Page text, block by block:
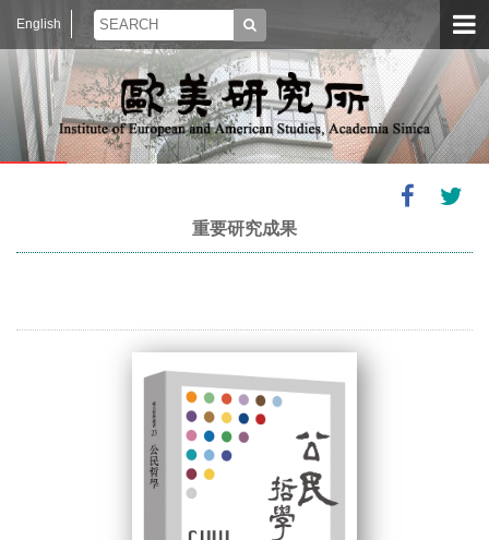
English
重要研究成果